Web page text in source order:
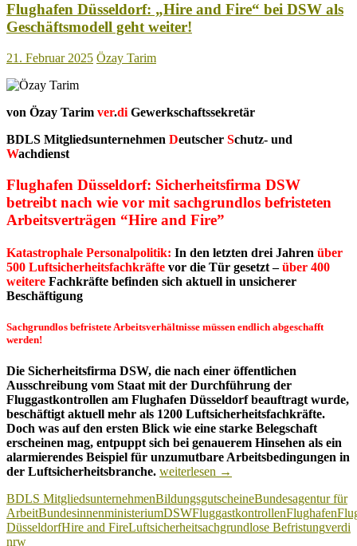
nun
Flughafen Düsseldorf: „Hire and Fire“ bei DSW als
Geschäftsmodell geht weiter!
21. Februar 2025 Özay Tarim
von Özay Tarim ver.di Gewerkschaftssekretär
BDLS Mitgliedsunternehmen Deutscher Schutz- und
Wachdienst
Flughafen Düsseldorf: Sicherheitsfirma DSW
betreibt nach wie vor mit sachgrundlos befristeten
Arbeitsverträgen “Hire and Fire”
Katastrophale Personalpolitik: In den letzten drei Jahren über
500 Luftsicherheitsfachkräfte vor die Tür gesetzt –über 400
weitere Fachkräfte befinden sich aktuell in unsicherer
Beschäftigung
Sachgrundlos befristete Arbeitsverhältnisse müssen endlich abgeschafft
werden!
Die Sicherheitsfirma DSW, die nach einer öffentlichen
Ausschreibung vom Staat mit der Durchführung der
Fluggastkontrollen am Flughafen Düsseldorf beauftragt wurde,
beschäftigt aktuell mehr als 1200 Luftsicherheitsfachkräfte.
Doch was auf den ersten Blick wie eine starke Belegschaft
erscheinen mag, entpuppt sich bei genauerem Hinsehen als ein
alarmierendes Beispiel für unzumutbare Arbeitsbedingungen in
der Luftsicherheitsbranche. Flughafen
„Hire
and
Fire“
weiterlesen →
BDLS MitgliedsunternehmenBildungsgutscheineBundesagentur für
ArbeitBundesinnenministeriumDSWFluggastkontrollenFlughafen
DüsseldorfHire and FireLuftsicherheitsachgrundlose Befristungverdi
nrw